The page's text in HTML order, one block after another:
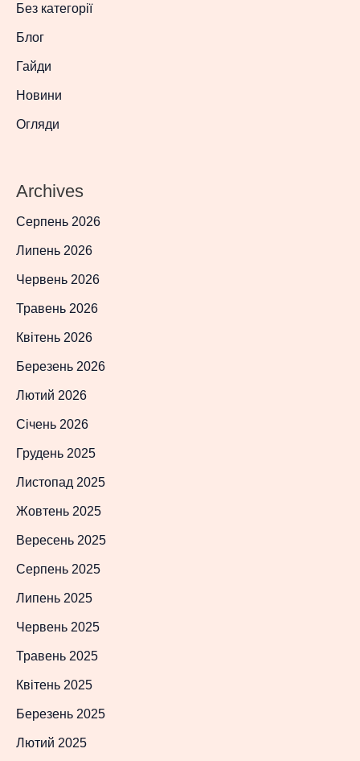
Без категорії
Блог
Гайди
Новини
Огляди
Archives
Серпень 2026
Липень 2026
Червень 2026
Травень 2026
Квітень 2026
Березень 2026
Лютий 2026
Січень 2026
Грудень 2025
Листопад 2025
Жовтень 2025
Вересень 2025
Серпень 2025
Липень 2025
Червень 2025
Травень 2025
Квітень 2025
Березень 2025
Лютий 2025